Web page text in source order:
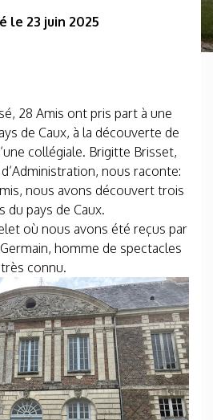
le 23 juin 2025
28 Amis ont pris part à une
de Caux, à la découverte de
collégiale. Brigitte Brisset,
nous raconte:
nous avons découvert trois
du pays de Caux.
où nous avons été reçus par
homme de spectacles
très connu.